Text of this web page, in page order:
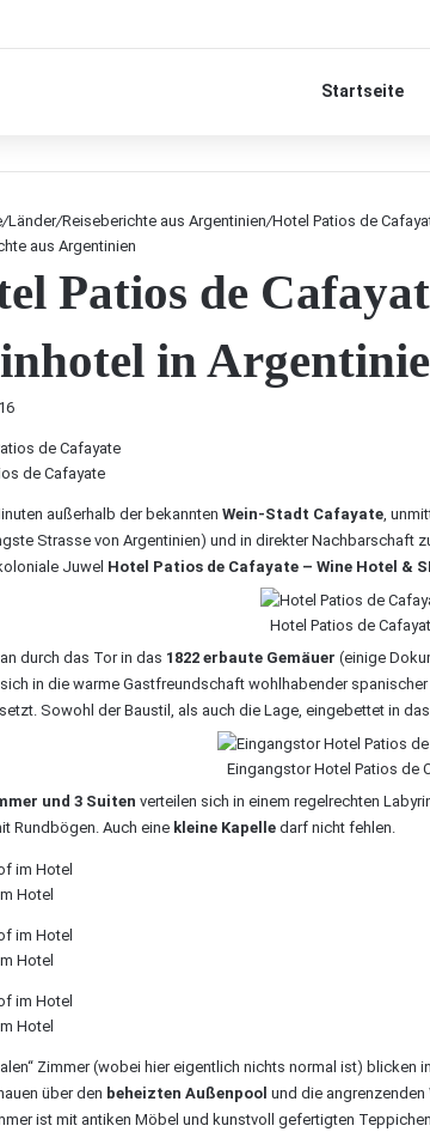
Startseite
/Länder/Reiseberichte aus Argentinien/Hotel Patios de
aus Argentinien
Patios de
in
de Cafayate
außerhalb der bekannten Wein-Stadt Cafayate,
Strasse von Argentinien) und in direkter Nachbarschaft
Juwel Hotel Patios de Cafayate – Wine Hotel &
Hotel Patios de
durch das Tor in das 1822 erbaute Gemäuer (einige
in die warme Gastfreundschaft wohlhabender
Sowohl der Baustil, als auch die Lage, eingebettet in das
Eingangstor Hotel Patios de
und 3 Suiten verteilen sich in einem regelrechten
Rundbögen. Auch eine kleine Kapelle darf nicht fehlen.
Hotel
Hotel
Hotel
Zimmer (wobei hier eigentlich nichts normal ist) blicken
über den beheizten Außenpool und die angrenzenden
ist mit antiken Möbel und kunstvoll gefertigten